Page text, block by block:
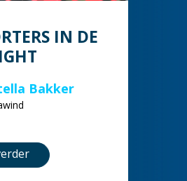
IN DE
Bakker